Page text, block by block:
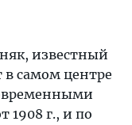
известный
в самом центре
1908 г., и по